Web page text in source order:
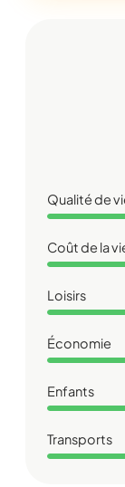
Qualité de
Coût de la
Loisirs
Économie
Enfants
Transports